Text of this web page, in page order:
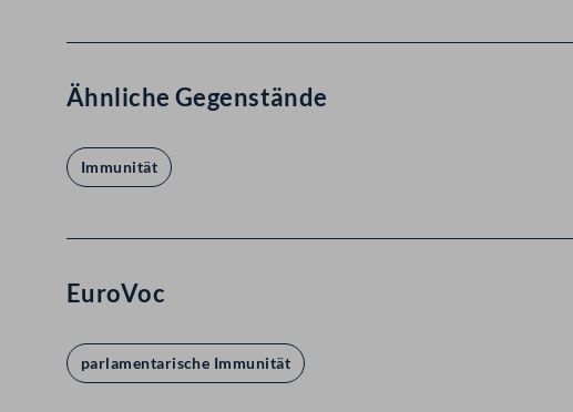
Ähnliche Gegenstände
Immunität
EuroVoc
parlamentarische Immunität